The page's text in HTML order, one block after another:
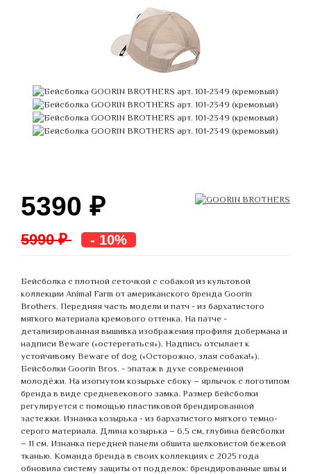
5390 ₽
5990 ₽ - 10%
Бейсболка с плотной сеточкой с собакой из культовой
коллекции Animal Farm от американского бренда Goorin
Brothers. Передняя часть модели и патч - из бархатистого
мягкого материала кремового оттенка. На патче -
детализированная вышивка изображения профиля добермана и
надписи Beware («остерегаться»). Надпись отсылает к
устойчивому Beware of dog («Осторожно, злая собака!»).
Бейсболки Goorin Bros. - эпатаж в духе современной
молодёжи. На изогнутом козырьке сбоку – ярлычок с логотипом
бренда в виде средневекового замка. Размер бейсболки
регулируется с помощью пластиковой брендированной
застежки. Изнанка козырька - из бархатистого мягкого темно-
серого материала. Длина козырька – 6,5 см, глубина бейсболки
– 11 см. Изнанка передней панели обшита шелковистой бежевой
тканью. Команда бренда в своих коллекциях с 2025 года
обновила систему защиты от подделок: брендированные швы и